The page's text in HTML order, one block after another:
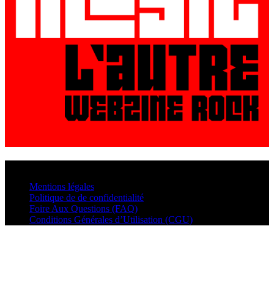
Mentions légales
Politique de de confidentialité
Foire Aux Questions (FAQ)
Conditions Générales d’Utilisation (CGU)